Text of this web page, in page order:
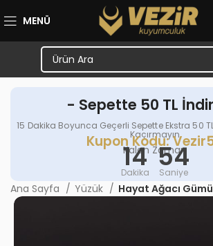
MENÜ
- Sepette 50 TL
15 Dakika Boyunca Geçerli Sepette Ekstra 50
Kaçırmayın
Kupon Kodu:
Kalan Zaman
14
Dakika 54
Saniye
Ana Sayfa Yüzük Hayat Ağacı